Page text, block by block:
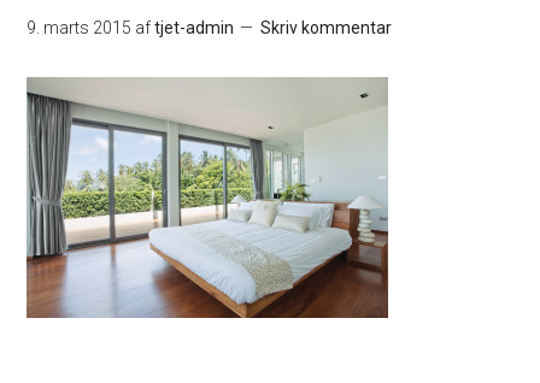
9. marts 2015 aftjet-admin Skriv kommentar